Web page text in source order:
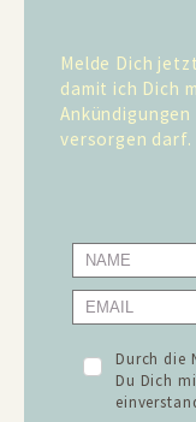
Melde Dich
damit ich Dich
versorgen darf.
Durch die
Du Dich